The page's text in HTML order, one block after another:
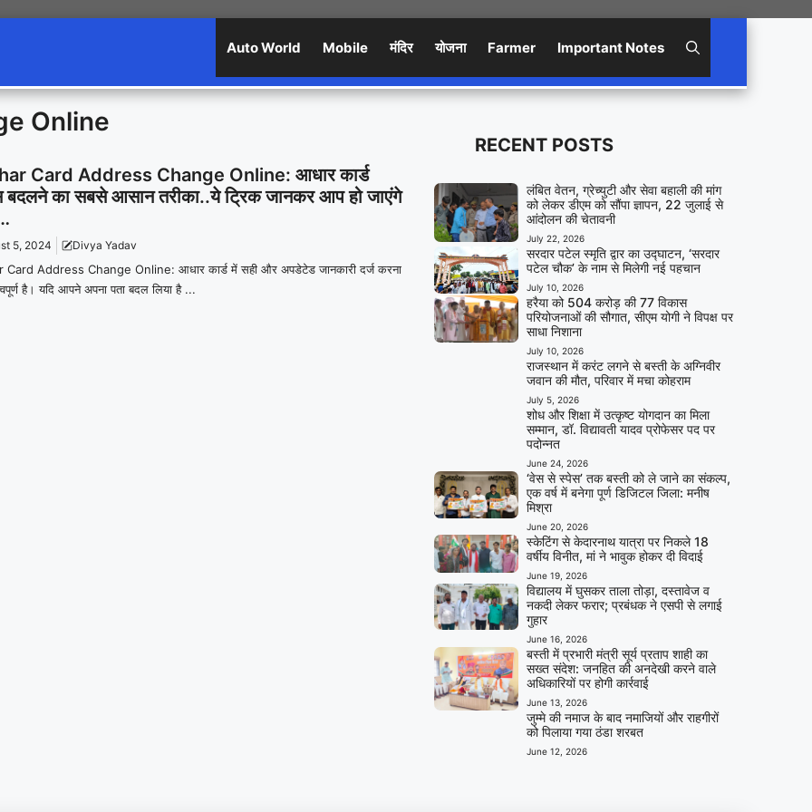
Auto World Mobile मंदिर योजना Farmer Important Notes
Online
Card Address Change Online: आधार कार्ड
बदलने का सबसे आसान तरीका..ये ट्रिक जानकर आप हो जाएंगे
5, 2024 Divya Yadav
Card Address Change Online: आधार कार्ड में सही और अपडेटेड जानकारी दर्ज करना
है। यदि आपने अपना पता बदल लिया है ...
RECENT POSTS
लंबित वेतन, ग्रेच्युटी और सेवा बहाली की मांग
को लेकर डीएम को सौंपा ज्ञापन, 22 जुलाई से
आंदोलन की चेतावनी
July 22, 2026
सरदार पटेल स्मृति द्वार का उद्घाटन, ‘सरदार
पटेल चौक’ के नाम से मिलेगी नई पहचान
July 10, 2026
हरैया को 504 करोड़ की 77 विकास
परियोजनाओं की सौगात, सीएम योगी ने विपक्ष पर
साधा निशाना
July 10, 2026
राजस्थान में करंट लगने से बस्ती के अग्निवीर
जवान की मौत, परिवार में मचा कोहराम
July 5, 2026
शोध और शिक्षा में उत्कृष्ट योगदान का मिला
सम्मान, डॉ. विद्यावती यादव प्रोफेसर पद पर
पदोन्नत
June 24, 2026
‘वेस से स्पेस’ तक बस्ती को ले जाने का संकल्प,
एक वर्ष में बनेगा पूर्ण डिजिटल जिला: मनीष
मिश्रा
June 20, 2026
स्केटिंग से केदारनाथ यात्रा पर निकले 18
वर्षीय विनीत, मां ने भावुक होकर दी विदाई
June 19, 2026
विद्यालय में घुसकर ताला तोड़ा, दस्तावेज व
नकदी लेकर फरार; प्रबंधक ने एसपी से लगाई
गुहार
June 16, 2026
बस्ती में प्रभारी मंत्री सूर्य प्रताप शाही का
सख्त संदेश: जनहित की अनदेखी करने वाले
अधिकारियों पर होगी कार्रवाई
June 13, 2026
जुम्मे की नमाज के बाद नमाजियों और राहगीरों
को पिलाया गया ठंडा शरबत
June 12, 2026